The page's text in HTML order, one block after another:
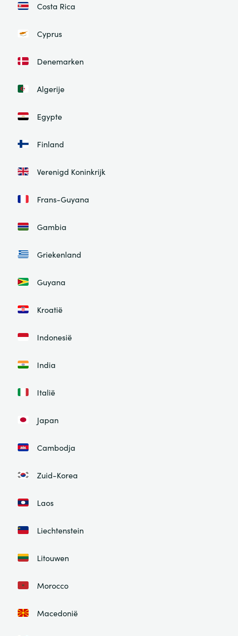
Costa Rica
Cyprus
Denemarken
Algerije
Egypte
Finland
Verenigd Koninkrijk
Frans-Guyana
Gambia
Griekenland
Guyana
Kroatië
Indonesië
India
Italië
Japan
Cambodja
Zuid-Korea
Laos
Liechtenstein
Litouwen
Morocco
Macedonië